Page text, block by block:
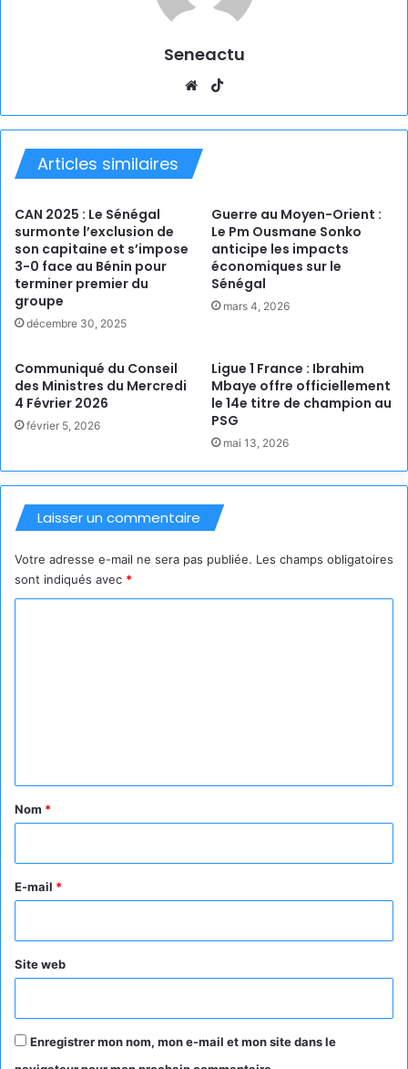
Seneactu
Website
Articles similaires
CAN 2025 : Le Sénégal
surmonte l’exclusion de
son capitaine et s’impose
3-0 face au Bénin pour
terminer premier du
groupe
décembre 30, 2025
Guerre au Moyen-Orient :
Le Pm Ousmane Sonko
anticipe les impacts
économiques sur le
Sénégal
mars 4, 2026
Communiqué du Conseil
des Ministres du Mercredi
4 Février 2026
février 5, 2026
Ligue 1 France : Ibrahim
Mbaye offre officiellement
le 14e titre de champion au
PSG
mai 13, 2026
Laisser un commentaire
Votre adresse e-mail ne sera pas publiée. Les champs obligatoires
sont indiqués avec *
a
r
e
Nom *
E-mail *
Site web
Enregistrer mon nom, mon e-mail et mon site dans le